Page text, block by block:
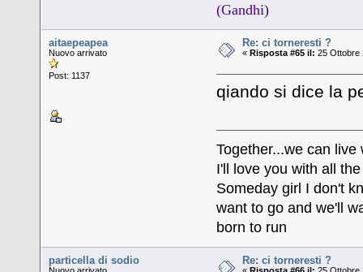
(Gandhi)
aitaepeapea
Nuovo arrivato
Post: 1137
Re: ci torneresti ?
«Risposta #65 il: 25 Ottobre
qiando si dice la
Together...we can live
I'll love you with all
Someday girl I don't
want to go and we'll
born to run
particella di sodio Re: ci torneresti ?